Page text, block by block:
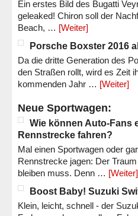
Ein erstes Bild des Bugatti
geleaked! Chiron soll der
Beach, … [Weiter]
Porsche Boxster 2016
Da die dritte Generation des
den Straßen rollt, wird es Zeit
kommenden Jahr … [Weiter]
Neue Sportwagen:
Wie können Auto-Fans
Rennstrecke fahren?
Mal einen Sportwagen oder
Rennstrecke jagen: Der
bleiben muss. Denn … [Weiter]
Boost Baby! Suzuki
Klein, leicht, schnell - der